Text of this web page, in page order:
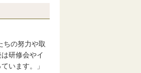
の努力や取
研修会やイ
います。」